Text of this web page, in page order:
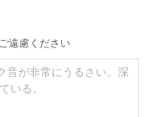
遠慮ください